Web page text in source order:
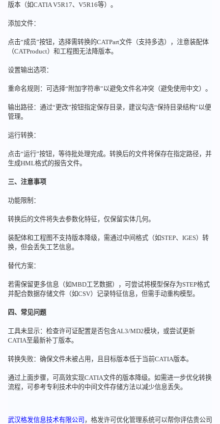
版本（如CATIA V5R17、V5R16等）。
添加文件：
点击“成员”按钮，选择需转换的CATPart文件（支持多选），注意装配体
（CATProduct）和工程图无法降版本。
设置输出选项：
重命名规则：可选择“附加字符串”以避免文件名冲突（避免使用中文）。
输出路径：通过“更改”按钮指定保存目录，建议勾选“保持目录结构”以便
管理。
运行转换：
点击“运行”按钮，等待批处理完成。转换后的文件将保存在指定路径，并
生成HML格式的报告文件。
三、注意事项
功能限制：
转换后的文件将失去参数化特征，仅保留实体几何。
装配体和工程图不支持版本降级，需通过中间格式（如STEP、IGES）转
换，但会丢失工艺信息。
替代方案：
若需保留更多信息（如MBD工艺数据），可尝试将模型保存为STEP格式
并配合数据存储文件（如CSV）记录特征信息，但需手动重构模型。
四、常见问题
工具未显示：检查许可证配置是否包含AL3/MD2模块，或尝试更新
CATIA至最新补丁版本。
转换失败：确保文件未被占用，且目标版本低于当前CATIA版本。
通过上面步骤，可高效实现CATIA文件的版本降级。如需进一步优化转换
流程，可参考专利技术中的中间文件存储方法以减少信息丢失。
武汉格发信息技术有限公司 ，格发许可优化管理系统可以帮你评估贵公司